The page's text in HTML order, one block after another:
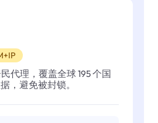
代理，覆盖全球 195 个国
，避免被封锁。